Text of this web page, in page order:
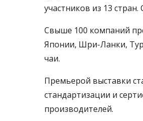
участников из 13
Свыше 100 компаний
Японии, Шри-Ланки,
чаи.
Премьерой выставки
стандартизации и
производителей.